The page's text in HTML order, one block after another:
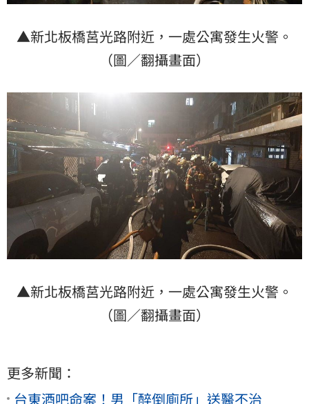
▲新北板橋莒光路附近，一處公寓發生火警。
（圖／翻攝畫面）
▲新北板橋莒光路附近，一處公寓發生火警。
（圖／翻攝畫面）
更多新聞：
台東酒吧命案！男「醉倒廁所」送醫不治